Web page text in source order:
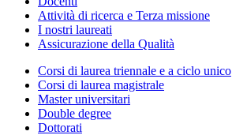
Attività di ricerca e Terza missione
I nostri laureati
Assicurazione della Qualità
Corsi di laurea triennale e a ciclo unico
Corsi di laurea magistrale
Master universitari
Double degree
Dottorati